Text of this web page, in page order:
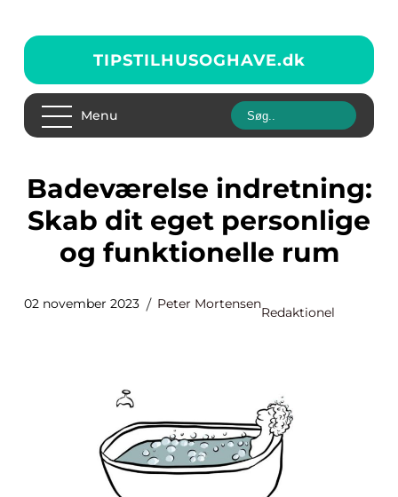
TIPSTILHUSOGHAVE.dk
Menu
Badeværelse indretning:
Skab dit eget personlige
og funktionelle rum
02 november 2023 Peter Mortensen
Redaktionel